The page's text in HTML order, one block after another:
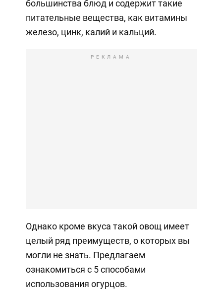
большинства блюд и содержит такие
питательные вещества, как витамины
железо, цинк, калий и кальций.
РЕКЛАМА
Однако кроме вкуса такой овощ имеет
целый ряд преимуществ, о которых вы
могли не знать. Предлагаем
ознакомиться с 5 способами
использования огурцов.